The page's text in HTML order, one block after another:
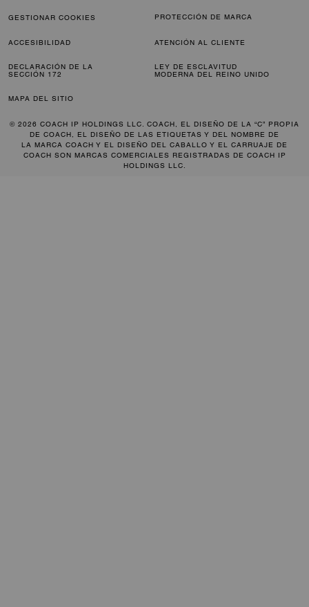
GESTIONAR COOKIES PROTECCIÓN DE MARCA
ACCESIBILIDAD ATENCIÓN AL CLIENTE
DECLARACIÓN DE LA
SECCIÓN 172
LEY DE ESCLAVITUD
MODERNA DEL REINO UNIDO
MAPA DEL SITIO
© 2026 COACH IP HOLDINGS LLC. COACH, EL DISEÑO DE LA “C” PROPIA
DE COACH, EL DISEÑO DE LAS ETIQUETAS Y DEL NOMBRE DE
LA MARCA COACH Y EL DISEÑO DEL CABALLO Y EL CARRUAJE DE
COACH SON MARCAS COMERCIALES REGISTRADAS DE COACH IP
HOLDINGS LLC.